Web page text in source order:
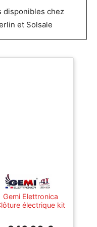
disponibles chez
et Solsale
Gemi Elettronica
électrique kit